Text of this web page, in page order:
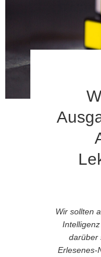
Wir sollten
darüber
Erlesenes-